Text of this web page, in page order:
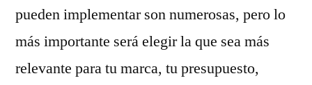
pueden implementar son numerosas, pero lo
más importante será elegir la que sea más
relevante para tu marca, tu presupuesto,